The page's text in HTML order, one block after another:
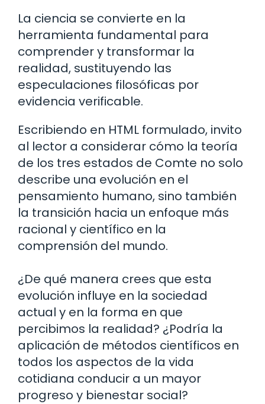
La ciencia se convierte en la
herramienta fundamental para
comprender y transformar la
realidad, sustituyendo las
especulaciones filosóficas por
evidencia verificable.
Escribiendo en HTML formulado, invito
al lector a considerar cómo la teoría
de los tres estados de Comte no solo
describe una evolución en el
pensamiento humano, sino también
la transición hacia un enfoque más
racional y científico en la
comprensión del mundo.
¿De qué manera crees que esta
evolución influye en la sociedad
actual y en la forma en que
percibimos la realidad? ¿Podría la
aplicación de métodos científicos en
todos los aspectos de la vida
cotidiana conducir a un mayor
progreso y bienestar social?